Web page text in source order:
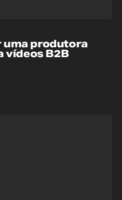
produtora
vídeos B2B